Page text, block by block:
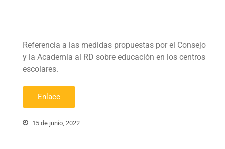
Referencia a las medidas propuestas por el Consejo
y la Academia al RD sobre educación en los centros
escolares.
Enlace
15 de junio, 2022